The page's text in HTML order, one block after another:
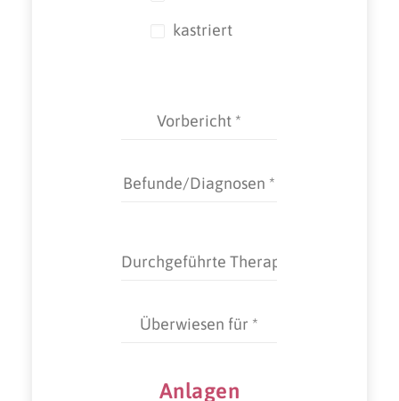
kastriert
Anlagen